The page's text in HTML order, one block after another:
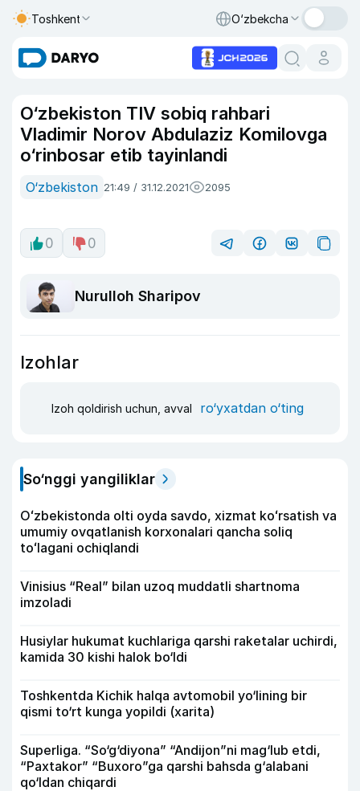
Toshkent O‘zbekcha
O‘zbekiston TIV sobiq rahbari
Vladimir Norov Abdulaziz Komilovga
o‘rinbosar etib tayinlandi
O‘zbekiston 21:49 / 31.12.2021 2095
0 0
Nurulloh Sharipov
Izohlar
Izoh qoldirish uchun, avval ro‘yxatdan o‘ting
So‘nggi yangiliklar
Oʻzbekistonda olti oyda savdo, xizmat koʻrsatish va
umumiy ovqatlanish korxonalari qancha soliq
toʻlagani ochiqlandi
Vinisius “Real” bilan uzoq muddatli shartnoma
imzoladi
Husiylar hukumat kuchlariga qarshi raketalar uchirdi,
kamida 30 kishi halok bo‘ldi
Toshkentda Kichik halqa avtomobil yo‘lining bir
qismi to‘rt kunga yopildi (xarita)
Superliga. “So‘g‘diyona” “Andijon”ni mag‘lub etdi,
“Paxtakor” “Buxoro”ga qarshi bahsda g‘alabani
qo‘ldan chiqardi